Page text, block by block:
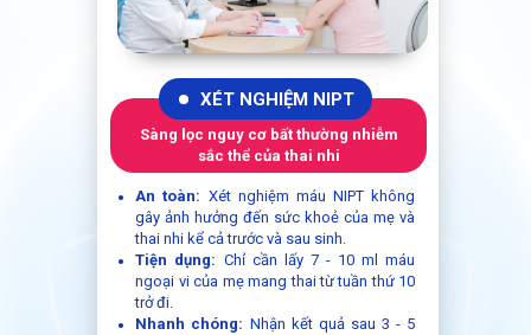
An toàn: Xét nghiệm máu NIPT không
gây ảnh hưởng đến sức khoẻ của mẹ và
thai nhi kể cả trước và sau sinh.
Tiện dụng: Chỉ cần lấy 7 - 10 ml máu
ngoại vi của mẹ mang thai từ tuần thứ 10
trở đi.
Nhanh chóng: Nhận kết quả sau 3 - 5
Sàng lọc nguy cơ bất thường nhiễm
sắc thể của thai nhi
XÉT NGHIỆM NIPT